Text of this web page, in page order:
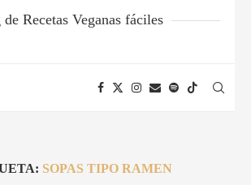
Recetas Veganas fáciles
SOPAS TIPO RAMEN